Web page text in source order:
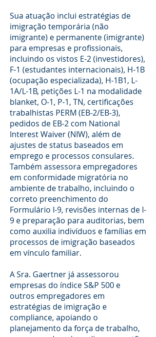
Sua atuação inclui estratégias de
imigração temporária (não
imigrante) e permanente (imigrante)
para empresas e profissionais,
incluindo os vistos E-2 (investidores),
F-1 (estudantes internacionais), H-1B
(ocupação especializada), H-1B1, L-
1A/L-1B, petições L-1 na modalidade
blanket, O-1, P-1, TN, certificações
trabalhistas PERM (EB-2/EB-3),
pedidos de EB-2 com National
Interest Waiver (NIW), além de
ajustes de status baseados em
emprego e processos consulares.
Também assessora empregadores
em conformidade migratória no
ambiente de trabalho, incluindo o
correto preenchimento do
Formulário I-9, revisões internas de I-
9 e preparação para auditorias, bem
como auxilia indivíduos e famílias em
processos de imigração baseados
em vínculo familiar.
A Sra. Gaertner já assessorou
empresas do índice S&P 500 e
outros empregadores em
estratégias de imigração e
compliance, apoiando o
planejamento da força de trabalho,